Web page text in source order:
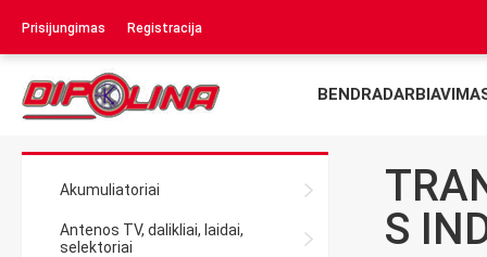
Prisijungimas Registracija
Akumuliatoriai
Antenos TV, dalikliai, laidai,
selektoriai
S